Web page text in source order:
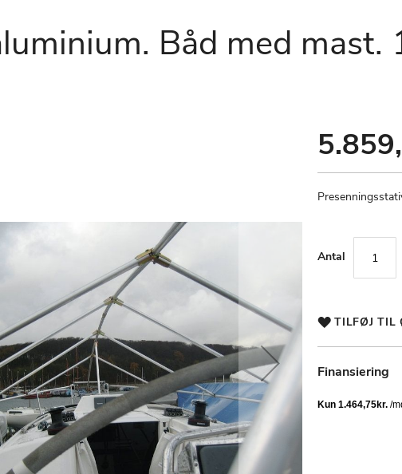
Båd med mast.
Antal
TILFØJ TIL
Finansiering